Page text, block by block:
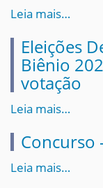
Leia mais…
Eleições
Biênio
votação
Leia mais…
Concurso
Leia mais…